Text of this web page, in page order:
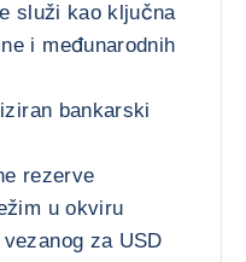
služi kao ključna
i međunarodnih
bankarski
rezerve
u okviru
za USD